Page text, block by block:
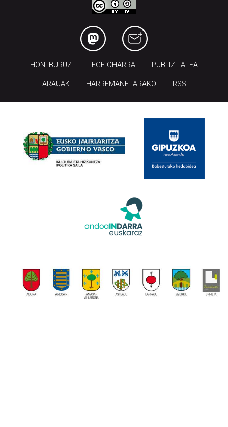
HONI BURUZ LEGE OHARRA PUBLIZITATEA
ARAUAK HARREMANETARAKO RSS